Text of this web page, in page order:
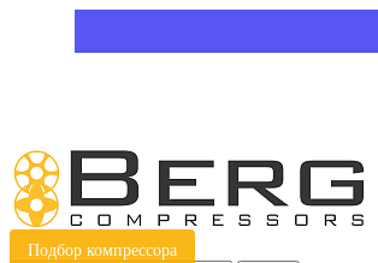
Подбор компрессора